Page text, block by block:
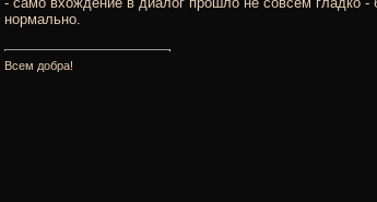
нормально.
Всем добра!